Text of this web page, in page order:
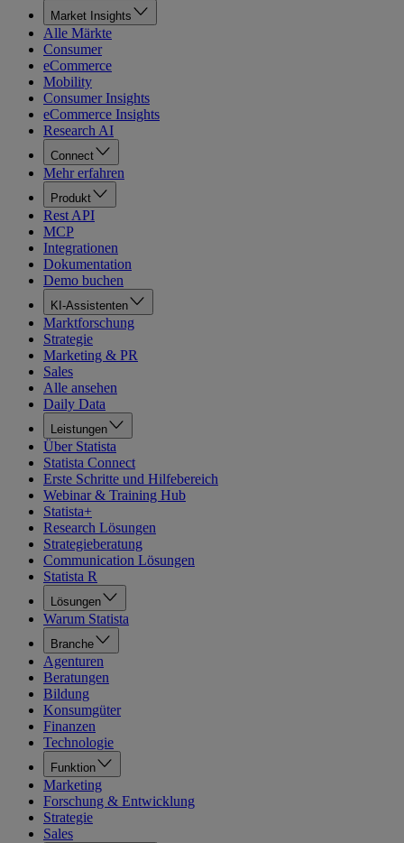
Market Insights
Alle Märkte
Consumer
eCommerce
Mobility
Consumer Insights
eCommerce Insights
Research AI
Connect
Mehr erfahren
Produkt
Rest API
MCP
Integrationen
Dokumentation
Demo buchen
KI-Assistenten
Marktforschung
Strategie
Marketing & PR
Sales
Alle ansehen
Daily Data
Leistungen
Über Statista
Statista Connect
Erste Schritte und Hilfebereich
Webinar & Training Hub
Statista+
Research Lösungen
Strategieberatung
Communication Lösungen
Statista R
Lösungen
Warum Statista
Branche
Agenturen
Beratungen
Bildung
Konsumgüter
Finanzen
Technologie
Funktion
Marketing
Forschung & Entwicklung
Strategie
Sales